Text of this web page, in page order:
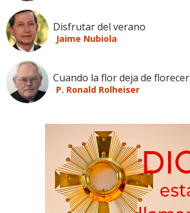
Disfrutar del verano
Jaime Nubiola
Cuando la flor deja de florecer
P. Ronald Rolheiser